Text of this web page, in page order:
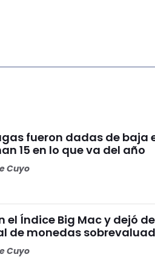
fueron dadas de baja
15 en lo que va del año
Cuyo
el Índice Big Mac y dejó
de monedas
Cuyo